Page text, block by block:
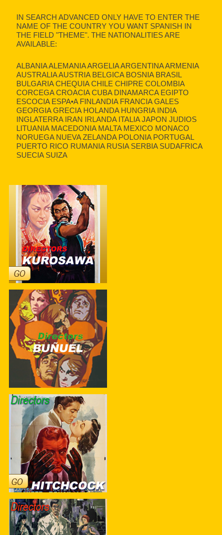
IN SEARCH ADVANCED ONLY HAVE TO ENTER THE
NAME OF THE COUNTRY YOU WANT SPANISH IN
THE FIELD "THEME". THE NATIONALITIES ARE
AVAILABLE:
ALBANIA ALEMANIA ARGELIA ARGENTINA ARMENIA
AUSTRALIA AUSTRIA BELGICA BOSNIA BRASIL
BULGARIA CHEQUIA CHILE CHIPRE COLOMBIA
CORCEGA CROACIA CUBA DINAMARCA EGIPTO
ESCOCIA ESPA•A FINLANDIA FRANCIA GALES
GEORGIA GRECIA HOLANDA HUNGRIA INDIA
INGLATERRA IRAN IRLANDA ITALIA JAPON JUDIOS
LITUANIA MACEDONIA MALTA MEXICO MONACO
NORUEGA NUEVA ZELANDA POLONIA PORTUGAL
PUERTO RICO RUMANIA RUSIA SERBIA SUDAFRICA
SUECIA SUIZA